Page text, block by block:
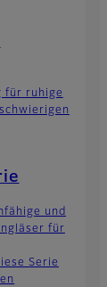
für ruhige
und
für
Serie